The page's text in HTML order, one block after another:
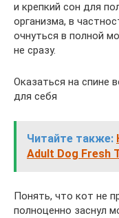
и крепкий сон для
организма, в
очнуться в полной
не сразу.
Оказаться на спине
для себя
Читайте также:
Adult Dog Fresh
Понять, что кот не
полноценно заснул